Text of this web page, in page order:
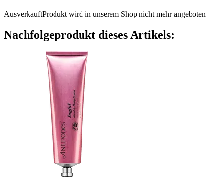
AusverkauftProdukt wird in unserem Shop nicht mehr angeboten
Nachfolgeprodukt dieses Artikels: